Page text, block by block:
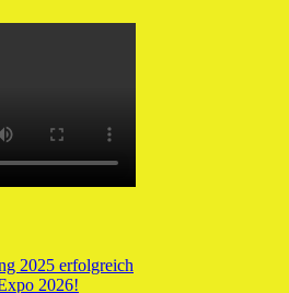
2025 erfolgreich
2026!